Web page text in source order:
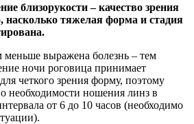
близорукости – качество зрения
насколько тяжелая форма и стадия
меньше выражена болезнь – тем
ночи роговица принимает
четкого зрения форму, поэтому
необходимости ношения линз в
от 6 до 10 часов (необходимо